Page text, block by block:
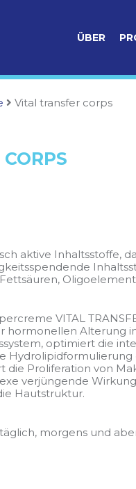
ÜBER
Vital transfer corps
aktive Inhaltsstoffe,
VITAL
hormonellen Alterung
optimiert die
Proliferation von
verjüngende
Hautstruktur.
morgens und